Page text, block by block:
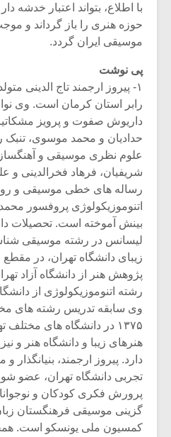
با اطلاع، بتواند اعتبار خدشه
حوزه هنری را باز گرداند و
موسیقی ایران گردد.
پی نوشت
رابر استان کرمان است. وی
داریوش صفوت و پرویز
حدادیان و محمد موسوی، تنبک
علوم نظری موسیقی و
شریفیان، فرهاد فخرالدینی و
رساله های خطی موسیقی و
اتنوموزیکولوژی پروفسور
بینش آموخته است. تحصیلات
لیسانس در رشته موسیقی
زیبای دانشگاه تهران، در
پژوهش هنر از دانشگاه آزاد
رشته اتنوموزیکولوژی از
وی سابقه تدریس رشته های
۱۳۷۵ در دانشگاه های
هنرهای زیبا و دانشگاه هنر و نیز
دارد. پیروز ارجمند،
تجربی دانشگاه تهران، عضو
پرورش فکری کودکان و
گزینی موسیقی فرهنگستان
کمسیون ملی یونسکو است.